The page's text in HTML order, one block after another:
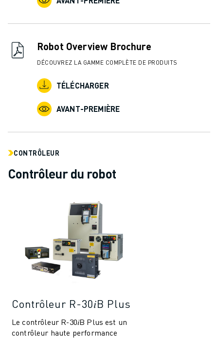
REJOIGNEZ-NOUS
LOCALISATION DES SITES
IMPRESSION
Robot Overview Brochure
DÉCOUVREZ LA GAMME COMPLÈTE DE PRODUITS
TÉLÉCHARGER
AVANT-PREMIÈRE
CONTRÔLEUR
Contrôleur du robot
Contrôleur R-30𝑖B Plus
Le contrôleur R-30𝑖B Plus est un
contrôleur haute performance